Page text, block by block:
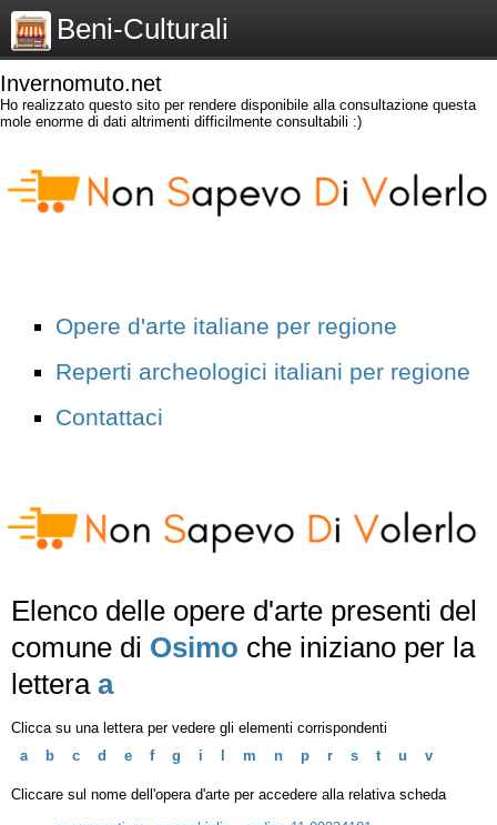
Beni-Culturali
Invernomuto.net
Ho realizzato questo sito per rendere disponibile alla consultazione questa
mole enorme di dati altrimenti difficilmente consultabili :)
Opere d'arte italiane per regione
Reperti archeologici italiani per regione
Contattaci
Elenco delle opere d'arte presenti del
comune di Osimo che iniziano per la
lettera a
Clicca su una lettera per vedere gli elementi corrispondenti
a
b c d e f g i m n p r s t u v
Cliccare sul nome dell'opera d'arte per accedere alla relativa scheda